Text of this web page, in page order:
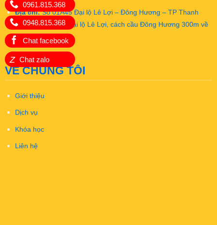
0961.815.368
0948.815.368
Chat facebook
Z Chat zalo
Địa chỉ:Số 01A45 Đại lộ Lê Lợi – Đông Hương – TP Thanh
Hóa (Mặt đường Đại lộ Lê Lợi, cách cầu Đông Hương 300m về
hướng Đông)
VỀ CHÚNG TÔI
Giới thiệu
Dịch vụ
Khóa học
Liên hệ